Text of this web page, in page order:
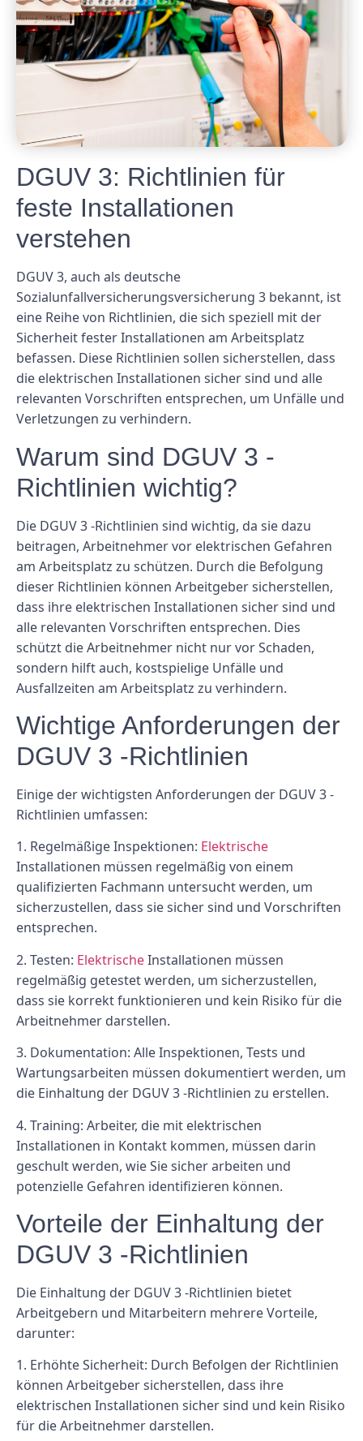
DGUV 3: Richtlinien für
feste Installationen
verstehen
DGUV 3, auch als deutsche
Sozialunfallversicherungsversicherung 3 bekannt, ist
eine Reihe von Richtlinien, die sich speziell mit der
Sicherheit fester Installationen am Arbeitsplatz
befassen. Diese Richtlinien sollen sicherstellen, dass
die elektrischen Installationen sicher sind und alle
relevanten Vorschriften entsprechen, um Unfälle und
Verletzungen zu verhindern.
Warum sind DGUV 3 -
Richtlinien wichtig?
Die DGUV 3 -Richtlinien sind wichtig, da sie dazu
beitragen, Arbeitnehmer vor elektrischen Gefahren
am Arbeitsplatz zu schützen. Durch die Befolgung
dieser Richtlinien können Arbeitgeber sicherstellen,
dass ihre elektrischen Installationen sicher sind und
alle relevanten Vorschriften entsprechen. Dies
schützt die Arbeitnehmer nicht nur vor Schaden,
sondern hilft auch, kostspielige Unfälle und
Ausfallzeiten am Arbeitsplatz zu verhindern.
Wichtige Anforderungen der
DGUV 3 -Richtlinien
Einige der wichtigsten Anforderungen der DGUV 3 -
Richtlinien umfassen:
1. Regelmäßige Inspektionen: Elektrische
Installationen müssen regelmäßig von einem
qualifizierten Fachmann untersucht werden, um
sicherzustellen, dass sie sicher sind und Vorschriften
entsprechen.
2. Testen: ElektrischeInstallationen müssen
regelmäßig getestet werden, um sicherzustellen,
dass sie korrekt funktionieren und kein Risiko für die
Arbeitnehmer darstellen.
3. Dokumentation: Alle Inspektionen, Tests und
Wartungsarbeiten müssen dokumentiert werden, um
die Einhaltung der DGUV 3 -Richtlinien zu erstellen.
4. Training: Arbeiter, die mit elektrischen
Installationen in Kontakt kommen, müssen darin
geschult werden, wie Sie sicher arbeiten und
potenzielle Gefahren identifizieren können.
Vorteile der Einhaltung der
DGUV 3 -Richtlinien
Die Einhaltung der DGUV 3 -Richtlinien bietet
Arbeitgebern und Mitarbeitern mehrere Vorteile,
darunter:
1. Erhöhte Sicherheit: Durch Befolgen der Richtlinien
können Arbeitgeber sicherstellen, dass ihre
elektrischen Installationen sicher sind und kein Risiko
für die Arbeitnehmer darstellen.